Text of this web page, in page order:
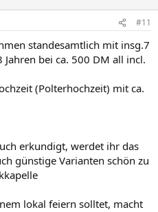
#11
standesamtlich mit insg.7
bei ca. 500 DM all incl.
(Polterhochzeit) mit ca.
erkundigt, werdet ihr das
günstige Varianten schön zu
lokal feiern solltet, macht